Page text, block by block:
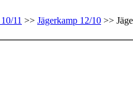
11 >> Jägerkamp 12/10 >>